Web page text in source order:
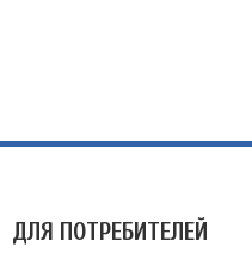
ДЛЯ ПОТРЕБИТЕЛЕЙ